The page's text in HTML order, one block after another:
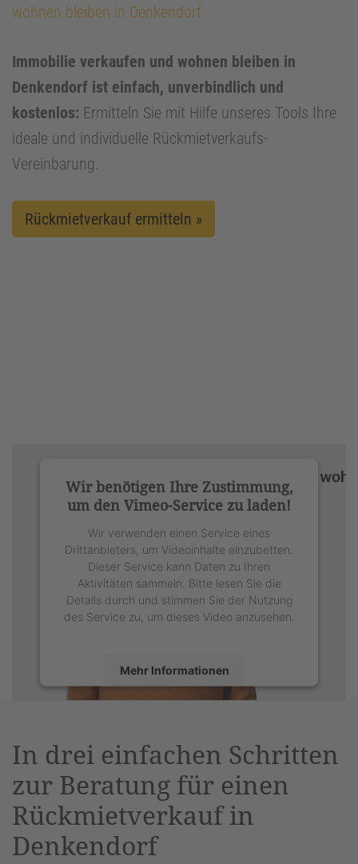
wohnen bleiben in Denkendorf
Immobilie verkaufen und wohnen bleiben in
Denkendorf ist einfach, unverbindlich und
kostenlos: Ermitteln Sie mit Hilfe unseres Tools Ihre
ideale und individuelle Rückmietverkaufs-
Vereinbarung.
Rückmietverkauf ermitteln »
Wir benötigen Ihre Zustimmung,
um den Vimeo-Service zu laden!
Wir verwenden einen Service eines
Drittanbieters, um Videoinhalte einzubetten.
Dieser Service kann Daten zu Ihren
Aktivitäten sammeln. Bitte lesen Sie die
Details durch und stimmen Sie der Nutzung
des Service zu, um dieses Video anzusehen.
Mehr Informationen
Management Platform&eRecht24
In drei einfachen Schritten
zur Beratung für einen
Rückmietverkauf in
Denkendorf